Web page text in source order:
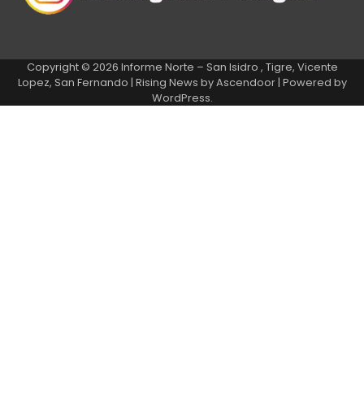
Copyright © 2026 Informe Norte – San Isidro , Tigre, Vicente
Lopez, San Fernando | Rising News byAscendoor| Powered by
WordPress.